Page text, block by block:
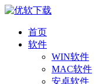
首页
软件
WIN软件
MAC软件
安卓软件